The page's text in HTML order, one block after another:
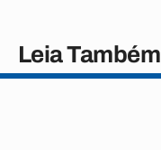
Leia Também